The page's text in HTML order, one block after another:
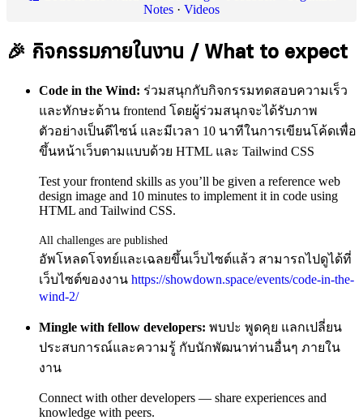
Notes · Videos
🎉 กิจกรรมภายในงาน / What to expect
Code in the Wind: ร่วมสนุกกับกิจกรรมทดสอบความเร็ว
และทักษะด้าน frontend โดยผู้ร่วมสนุกจะได้รับภาพ
ตัวอย่างเป็นดีไซน์ และมีเวลา 10 นาทีในการเขียนโค้ดเพื่อ
ขึ้นหน้าเว็บตามแบบด้วย HTML และ Tailwind CSS
Test your frontend skills as you’ll be given a reference web
design image and 10 minutes to implement it in code using
HTML and Tailwind CSS.
All challenges are published
อัพโหลดโจทย์และเฉลยขึ้นเว็บไซต์แล้ว สามารถไปดูได้ที่
เว็บไซต์ของงาน https://showdown.space/events/code-in-the-
wind-2/
Mingle with fellow developers: พบปะ พูดคุย แลกเปลี่ยน
ประสบการณ์และความรู้ กับนักพัฒนาท่านอื่นๆ ภายใน
งาน
Connect with other developers — share experiences and
knowledge with peers.